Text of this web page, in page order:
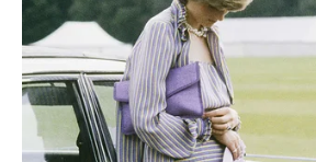
planove ili razotkriva istinu.
Na poslu, vaša sposobnost da brzo
prilagodite se situaciji biće presudna.
ideja koja donosi napredak.